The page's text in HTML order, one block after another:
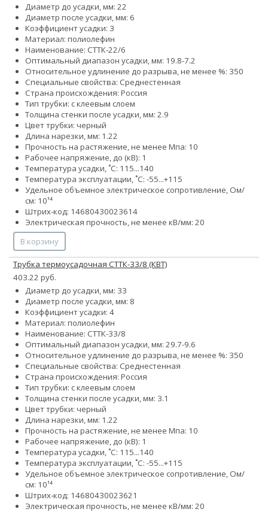
Диаметр до усадки, мм: 22
Диаметр после усадки, мм: 6
Коэффициент усадки: 3
Материал: полиолефин
Наименование: СТТК-22/6
Оптимальный диапазон усадки, мм: 19.8-7.2
Относительное удлинение до разрыва, не менее %: 350
Специальные свойства: Среднестенная
Страна происхождения: Россия
Тип трубки: с клеевым слоем
Толщина стенки после усадки, мм: 2.9
Цвет трубки: черный
Длина нарезки, мм: 1.22
Прочность на растяжение, не менее Мпа: 10
Рабочее напряжение, до (кВ): 1
Температура усадки, ˚С: 115...140
Температура эксплуатации, ˚С: -55...+115
Удельное объемное электрическое сопротивление, Ом/
см: 10¹⁴
Штрих-код: 14680430023614
Электрическая прочность, не менее кВ/мм: 20
В корзину
Трубка термоусадочная СТТК-33/8 (КВТ)
403.22 руб.
Диаметр до усадки, мм: 33
Диаметр после усадки, мм: 8
Коэффициент усадки: 4
Материал: полиолефин
Наименование: СТТК-33/8
Оптимальный диапазон усадки, мм: 29.7-9.6
Относительное удлинение до разрыва, не менее %: 350
Специальные свойства: Среднестенная
Страна происхождения: Россия
Тип трубки: с клеевым слоем
Толщина стенки после усадки, мм: 3.1
Цвет трубки: черный
Длина нарезки, мм: 1.22
Прочность на растяжение, не менее Мпа: 10
Рабочее напряжение, до (кВ): 1
Температура усадки, ˚С: 115...140
Температура эксплуатации, ˚С: -55...+115
Удельное объемное электрическое сопротивление, Ом/
см: 10¹⁴
Штрих-код: 14680430023621
Электрическая прочность, не менее кВ/мм: 20